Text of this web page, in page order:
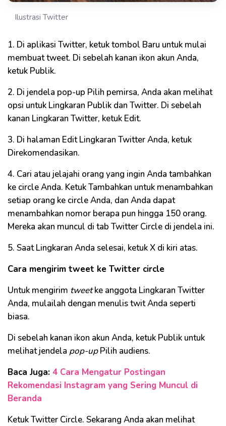
Ilustrasi Twitter
1. Di aplikasi Twitter, ketuk tombol Baru untuk mulai
membuat tweet. Di sebelah kanan ikon akun Anda,
ketuk Publik.
2. Di jendela pop-up Pilih pemirsa, Anda akan melihat
opsi untuk Lingkaran Publik dan Twitter. Di sebelah
kanan Lingkaran Twitter, ketuk Edit.
3. Di halaman Edit Lingkaran Twitter Anda, ketuk
Direkomendasikan.
4. Cari atau jelajahi orang yang ingin Anda tambahkan
ke circle Anda. Ketuk Tambahkan untuk menambahkan
setiap orang ke circle Anda, dan Anda dapat
menambahkan nomor berapa pun hingga 150 orang.
Mereka akan muncul di tab Twitter Circle di jendela ini.
5. Saat Lingkaran Anda selesai, ketuk X di kiri atas.
Cara mengirim tweet ke Twitter circle
Untuk mengirim tweetke anggota Lingkaran Twitter
Anda, mulailah dengan menulis twit Anda seperti
biasa.
Di sebelah kanan ikon akun Anda, ketuk Publik untuk
melihat jendela pop-upPilih audiens.
Baca Juga: 4 Cara Mengatur Postingan
Rekomendasi Instagram yang Sering Muncul di
Beranda
Ketuk Twitter Circle. Sekarang Anda akan melihat